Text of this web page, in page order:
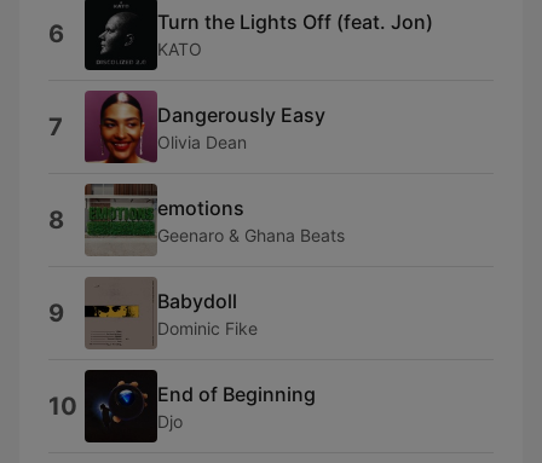
6 Turn the Lights Off (feat. Jon)
KATO
7 Dangerously Easy
Olivia Dean
8 emotions
Geenaro & Ghana Beats
9 Babydoll
Dominic Fike
10 End of Beginning
Djo